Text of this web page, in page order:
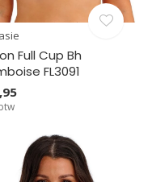
Full Cup Bh
FL3091